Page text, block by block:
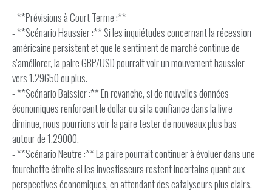
- **Prévisions à Court Terme :**
- **Scénario Haussier :** Si les inquiétudes concernant la récession
américaine persistent et que le sentiment de marché continue de
s'améliorer, la paire GBP/USD pourrait voir un mouvement haussier
vers 1.29650 ou plus.
- **Scénario Baissier :** En revanche, si de nouvelles données
économiques renforcent le dollar ou si la confiance dans la livre
diminue, nous pourrions voir la paire tester de nouveaux plus bas
autour de 1.29000.
- **Scénario Neutre :** La paire pourrait continuer à évoluer dans une
fourchette étroite si les investisseurs restent incertains quant aux
perspectives économiques, en attendant des catalyseurs plus clairs.